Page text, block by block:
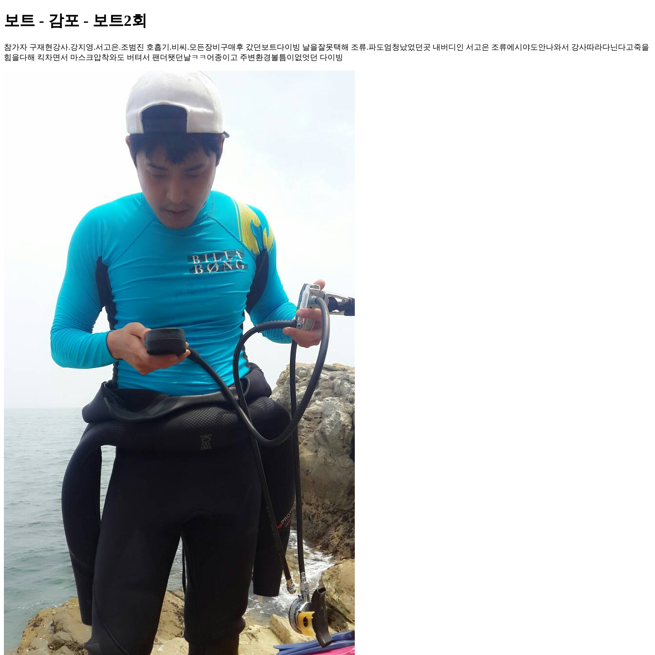
보트 - 감포 - 보트2회
참가자 구재현강사.강지영.서고은.조범진 호흡기.비씨.모든장비구매후 갔던보트다이빙 날을잘못택해 조류.파도엄청났었던곳 내버디인 서고은 조류에시야도안나와서 강사따라다닌다고죽을
힘을다해 킥차면서 마스크압착와도 버텨서 팬더됏던날ㅋㅋ어종이고 주변환경볼틈이없엇던 다이빙